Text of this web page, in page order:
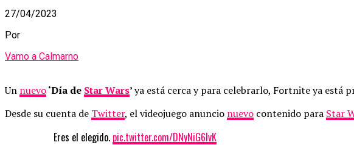
27/04/2023
Por
Vamo a Calmarno
Un nuevo‘Día de Star Wars’ya está cerca y para celebrarlo, Fortnite ya está
Desde su cuenta de Twitter, el videojuego anuncio nuevo contenido para Star
Eres el elegido. pic.twitter.com/DNyNiG6IvK